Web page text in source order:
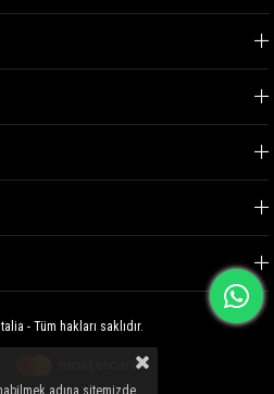
- Tüm hakları saklıdır.
adına sitemizde